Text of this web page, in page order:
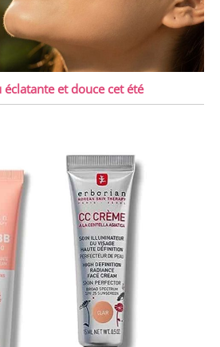
et douce cet été